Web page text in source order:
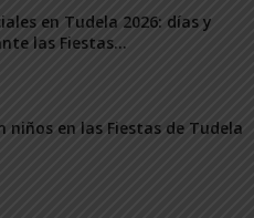
en Tudela 2026: días y
las Fiestas...
niños en las Fiestas de Tudela